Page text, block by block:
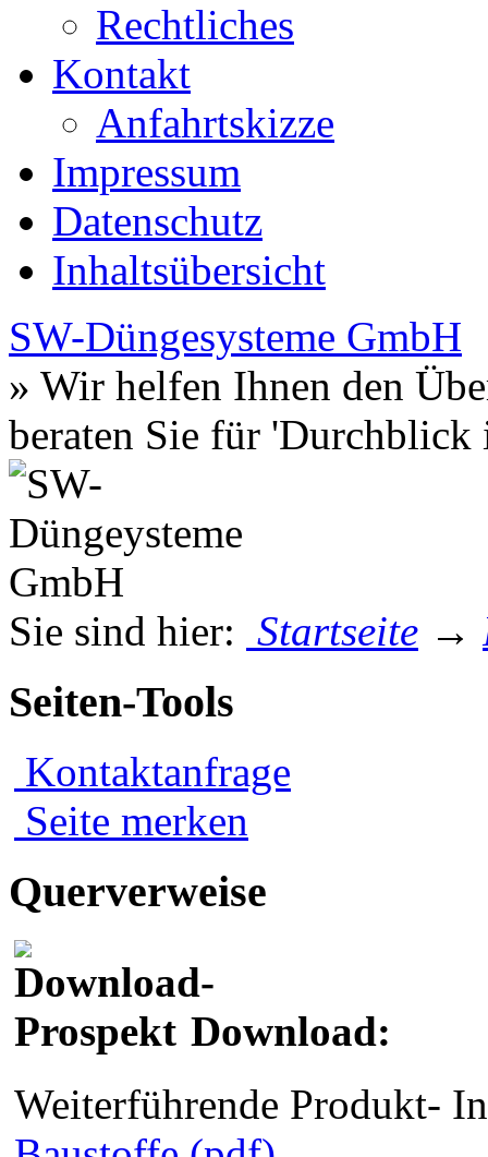
Rechtliches
Kontakt
Anfahrtskizze
Impressum
Datenschutz
Inhaltsübersicht
SW-Düngesysteme GmbH
» Wir helfen Ihnen den
beraten Sie für 'Durchblick
Sie sind hier: Startseite →
Seiten-Tools
Kontaktanfrage
Seite merken
Querverweise
Download:
Weiterführende Produkt-